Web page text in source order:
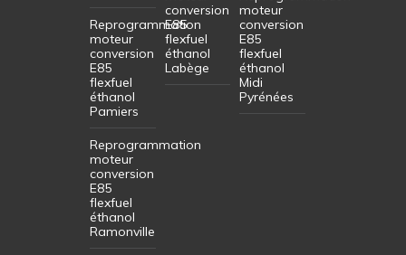
Reprogrammation
moteur
conversion
E85
flexfuel
éthanol
Pamiers
Reprogrammation
moteur
conversion
E85
flexfuel
éthanol
Ramonville
conversion
E85
flexfuel
éthanol
Labège
moteur
conversion
E85
flexfuel
éthanol
Midi
Pyrénées